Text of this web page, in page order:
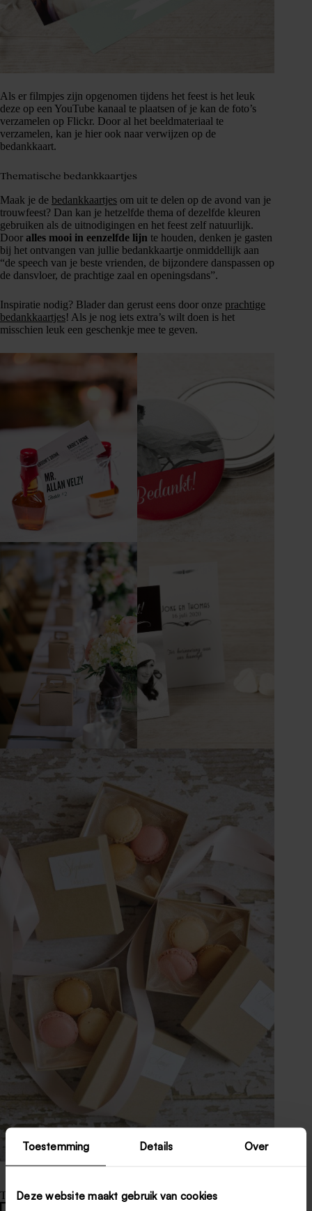
Toestemming Details Over
Deze website maakt gebruik van cookies
Als er filmpjes zijn opgenomen tijdens het feest is het leuk
deze op een YouTube kanaal te plaatsen of je kan de foto’s
verzamelen op Flickr. Door al het beeldmateriaal te
verzamelen, kan je hier ook naar verwijzen op de
bedankkaart.
Thematische bedankkaartjes
Maak je de bedankkaartjes om uit te delen op de avond van je
trouwfeest? Dan kan je hetzelfde thema of dezelfde kleuren
gebruiken als de uitnodigingen en het feest zelf natuurlijk.
Door alles mooi in eenzelfde lijn te houden, denken je gasten
bij het ontvangen van jullie bedankkaartje onmiddellijk aan
“de speech van je beste vrienden, de bijzondere danspassen op
de dansvloer, de prachtige zaal en openingsdans”.
Inspiratie nodig? Blader dan gerust eens door onze prachtige
bedankkaartjes! Als je nog iets extra’s wilt doen is het
misschien leuk een geschenkje mee te geven.
Tags